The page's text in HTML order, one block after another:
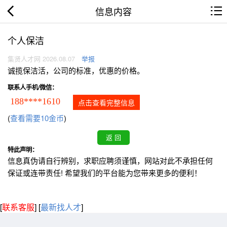
信息内容
个人保洁
集贤人才网 2026.08.07 举报
诚揽保洁活，公司的标准，优惠的价格。
联系人手机/微信：
188****1610 点击查看完整信息
(查看需要10金币)
特此声明：
信息真伪请自行辨别，求职应聘须谨慎，网站对此不承担任何
保证或连带责任! 希望我们的平台能为您带来更多的便利！
[联系客服] [最新找人才]